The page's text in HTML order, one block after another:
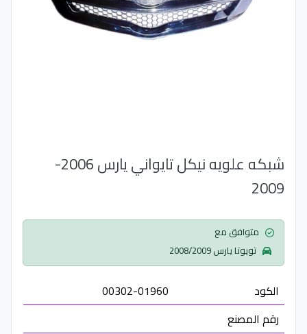
شبكه علويه نيكل تايواني يارس 2006-
2009
تويوتا يارس 2008/2009
الكود
00302-01960
رقم المصنع